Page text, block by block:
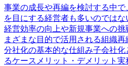
事業の成長や再編を検討する中
を目にする経営者も多いのではな
経営効率の向上や新規事業への
まざまな目的で活用される組織再
分社化の基本的な仕組み子会社
るケースメリット・デメリット